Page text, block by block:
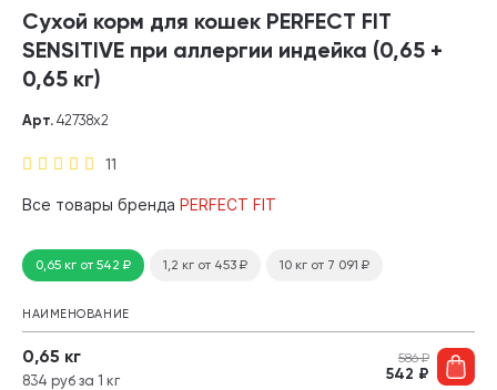
Сухой корм для кошек PERFECT FIT
SENSITIVE при аллергии индейка (0,65 +
0,65 кг)
11
Арт. 42738х2
Все товары бренда PERFECT FIT
0,65 кг от 542₽ 1,2 кг от 453 ₽ 10 кг от 7 091 ₽
НАИМЕНОВАНИЕ
0,65 кг
834 руб за 1 кг
586₽
542 ₽